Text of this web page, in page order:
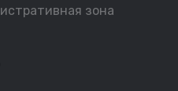
зона